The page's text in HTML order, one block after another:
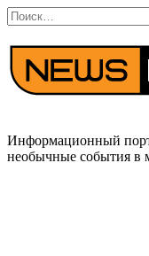
Перейти
к
содержанию
Search
for:
Информационный
необычные события в